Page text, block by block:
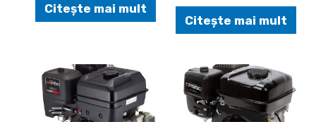
Citește mai mult
Citește mai mult